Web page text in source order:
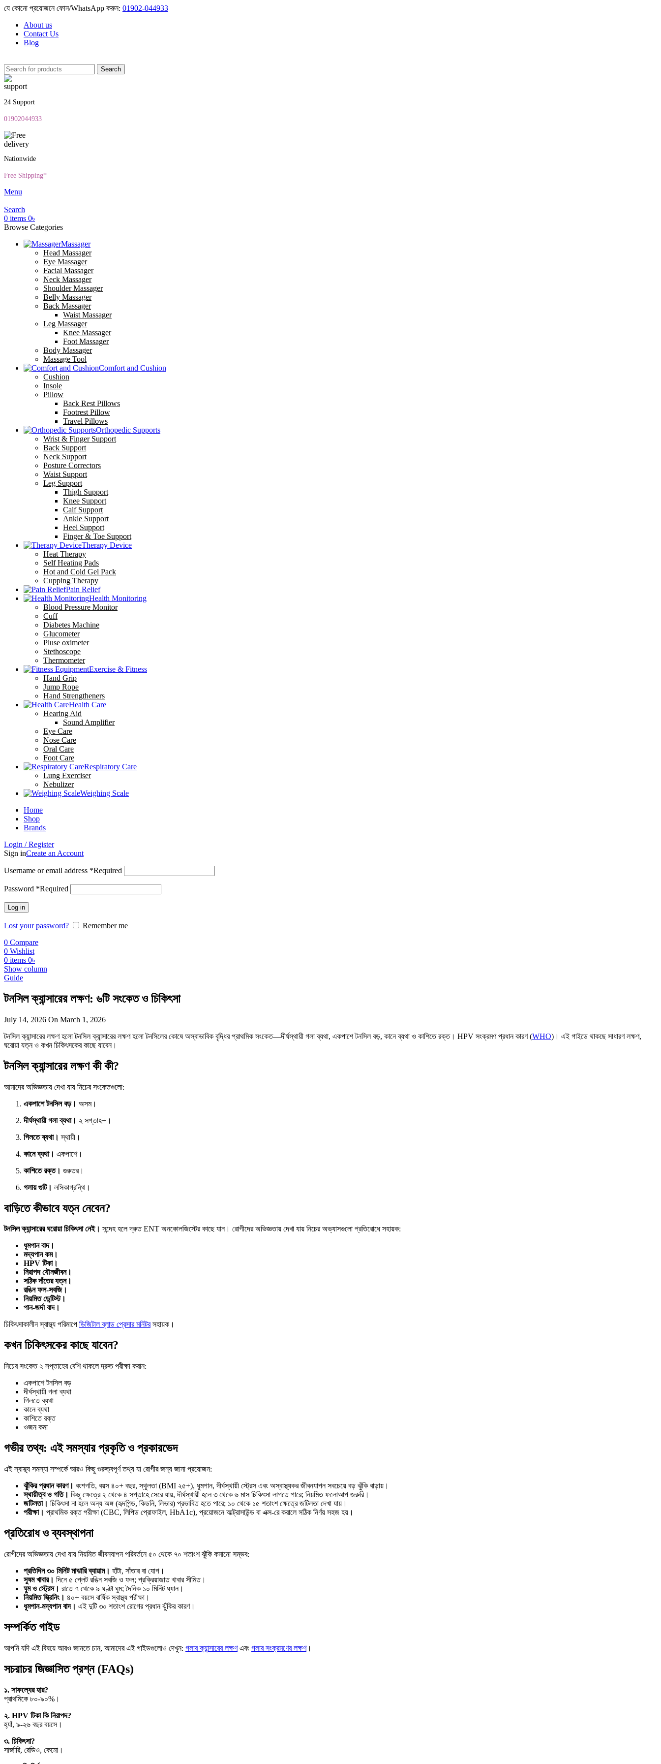
যে কোনো প্রয়োজনে ফোন/WhatsApp করুন: 01902-044933
About us
Contact Us
Blog
Search
24 Support
01902044933
Nationwide
Free Shipping*
Menu
Search
0 items 0৳
Browse Categories
Massager
Head Massager
Eye Massager
Facial Massager
Neck Massager
Shoulder Massager
Belly Massager
Back Massager
Waist Massager
Leg Massager
Knee Massager
Foot Massager
Body Massager
Massage Tool
Comfort and Cushion
Cushion
Insole
Pillow
Back Rest Pillows
Footrest Pillow
Travel Pillows
Orthopedic Supports
Wrist & Finger Support
Back Support
Neck Support
Posture Correctors
Waist Support
Leg Support
Thigh Support
Knee Support
Calf Support
Ankle Support
Heel Support
Finger & Toe Support
Therapy Device
Heat Therapy
Self Heating Pads
Hot and Cold Gel Pack
Cupping Therapy
Pain Relief
Health Monitoring
Blood Pressure Monitor
Cuff
Diabetes Machine
Glucometer
Pluse oximeter
Stethoscope
Thermometer
Exercise & Fitness
Hand Grip
Jump Rope
Hand Strengtheners
Health Care
Hearing Aid
Sound Amplifier
Eye Care
Nose Care
Oral Care
Foot Care
Respiratory Care
Lung Exerciser
Nebulizer
Weighing Scale
Home
Shop
Brands
Login / Register
Sign inCreate an Account
Username or email address *Required
Password *Required
Log in
Lost your password?
Remember me
0 Compare
0 Wishlist
0 items 0৳
Show column
Guide
টনসিল ক্যান্সারের লক্ষণ: ৬টি সংকেত ও চিকিৎসা
July 14, 2026 On March 1, 2026
টনসিল ক্যান্সারের লক্ষণ হলো টনসিল ক্যান্সারের লক্ষণ হলো টনসিলের কোষে অস্বাভাবিক বৃদ্ধির প্রাথমিক সংকেত—দীর্ঘস্থায়ী গলা ব্যথা, একপাশে টনসিল বড়, কানে ব্যথা ও কাশিতে রক্ত। HPV সংক্রমণ প্রধান কারণ (WHO)। এই গাইডে থাকছে সাধারণ লক্ষণ,
ঘরোয়া যত্ন ও কখন চিকিৎসকের কাছে যাবেন।
টনসিল ক্যান্সারের লক্ষণ কী কী?
আমাদের অভিজ্ঞতায় দেখা যায় নিচের সংকেতগুলো:
একপাশে টনসিল বড়। অসম।
দীর্ঘস্থায়ী গলা ব্যথা। ২ সপ্তাহ+।
গিলতে ব্যথা। স্থায়ী।
কানে ব্যথা। একপাশে।
কাশিতে রক্ত। গুরুতর।
গলায় গুটি। লসিকাগ্রন্থি।
বাড়িতে কীভাবে যত্ন নেবেন?
টনসিল ক্যান্সারের ঘরোয়া চিকিৎসা নেই। সন্দেহ হলে দ্রুত ENT অনকোলজিস্টের কাছে যান। রোগীদের অভিজ্ঞতায় দেখা যায় নিচের অভ্যাসগুলো প্রতিরোধে সহায়ক:
ধূমপান বাদ।
মদ্যপান কম।
HPV টিকা।
নিরাপদ যৌনজীবন।
সঠিক দাঁতের যত্ন।
রঙিন ফল-সবজি।
নিয়মিত ডেন্টিস্ট।
পান-জর্দা বাদ।
চিকিৎসাকালীন স্বাস্থ্য পরিমাপে ডিজিটাল ব্লাড প্রেসার মনিটরসহায়ক।
কখন চিকিৎসকের কাছে যাবেন?
নিচের সংকেত ২ সপ্তাহের বেশি থাকলে দ্রুত পরীক্ষা করান:
একপাশে টনসিল বড়
দীর্ঘস্থায়ী গলা ব্যথা
গিলতে ব্যথা
কানে ব্যথা
কাশিতে রক্ত
ওজন কমা
গভীর তথ্য: এই সমস্যার প্রকৃতি ও প্রকারভেদ
এই স্বাস্থ্য সমস্যা সম্পর্কে আরও কিছু গুরুত্বপূর্ণ তথ্য যা রোগীর জন্য জানা প্রয়োজন:
ঝুঁকির প্রধান কারণ। বংশগতি, বয়স ৪০+ বছর, স্থূলতা (BMI ২৫+), ধূমপান, দীর্ঘস্থায়ী স্ট্রেস এবং অস্বাস্থ্যকর জীবনযাপন সবচেয়ে বড় ঝুঁকি বাড়ায়।
স্থায়ীত্ব ও গতি। কিছু ক্ষেত্রে ২ থেকে ৪ সপ্তাহে সেরে যায়, দীর্ঘস্থায়ী হলে ৩ থেকে ৬ মাস চিকিৎসা লাগতে পারে; নিয়মিত ফলোআপ জরুরি।
জটিলতা। চিকিৎসা না হলে অন্য অঙ্গ (হৃদপিন্ড, কিডনি, লিভার) প্রভাবিত হতে পারে; ১০ থেকে ১৫ শতাংশ ক্ষেত্রে জটিলতা দেখা যায়।
পরীক্ষা। প্রাথমিক রক্ত পরীক্ষা (CBC, লিপিড প্রোফাইল, HbA1c), প্রয়োজনে আল্ট্রাসাউন্ড বা এক্স-রে করালে সঠিক নির্ণয় সহজ হয়।
প্রতিরোধ ও ব্যবস্থাপনা
রোগীদের অভিজ্ঞতায় দেখা যায় নিয়মিত জীবনযাপন পরিবর্তনে ৫০ থেকে ৭০ শতাংশ ঝুঁকি কমানো সম্ভব:
প্রতিদিন ৩০ মিনিট মাঝারি ব্যায়াম। হাঁটা, সাঁতার বা যোগ।
সুষম খাবার। দিনে ৫ প্লেট রঙিন সবজি ও ফল; প্রক্রিয়াজাত খাবার সীমিত।
ঘুম ও স্ট্রেস। রাতে ৭ থেকে ৯ ঘণ্টা ঘুম; দৈনিক ১০ মিনিট ধ্যান।
নিয়মিত স্ক্রিনিং। ৪০+ বয়সে বার্ষিক স্বাস্থ্য পরীক্ষা।
ধূমপান-মদ্যপান বাদ। এই দুটি ৩০ শতাংশ রোগের প্রধান ঝুঁকির কারণ।
সম্পর্কিত গাইড
আপনি যদি এই বিষয়ে আরও জানতে চান, আমাদের এই গাইডগুলোও দেখুন: গলার ক্যান্সারের লক্ষণএবং গলার সংক্রমণের লক্ষণ।
সচরাচর জিজ্ঞাসিত প্রশ্ন (FAQs)
১. সাফল্যের হার?
প্রাথমিকে ৮০-৯০%।
২. HPV টিকা কি নিরাপদ?
হ্যাঁ, ৯-২৬ বছর বয়সে।
৩. চিকিৎসা?
সার্জারি, রেডিও, কেমো।